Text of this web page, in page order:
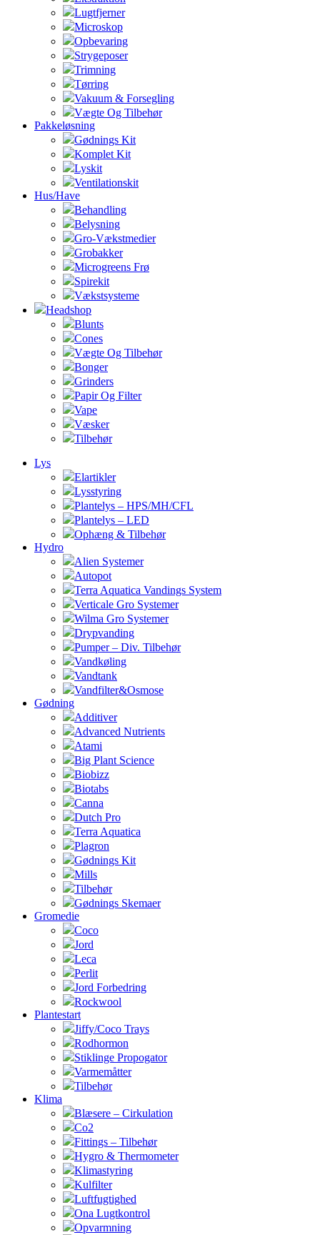
Lugtfjerner
Microskop
Opbevaring
Strygeposer
Trimning
Tørring
Vakuum & Forsegling
Vægte Og Tilbehør
Pakkeløsning
Gødnings Kit
Komplet Kit
Lyskit
Ventilationskit
Hus/Have
Behandling
Belysning
Gro-Vækstmedier
Grobakker
Microgreens Frø
Spirekit
Vækstsysteme
Headshop
Blunts
Cones
Vægte Og Tilbehør
Bonger
Grinders
Papir Og Filter
Vape
Væsker
Tilbehør
Lys
Elartikler
Lysstyring
Plantelys – HPS/MH/CFL
Plantelys – LED
Ophæng & Tilbehør
Hydro
Alien Systemer
Autopot
Terra Aquatica Vandings System
Verticale Gro Systemer
Wilma Gro Systemer
Drypvanding
Pumper – Div. Tilbehør
Vandkøling
Vandtank
Vandfilter&Osmose
Gødning
Additiver
Advanced Nutrients
Atami
Big Plant Science
Biobizz
Biotabs
Canna
Dutch Pro
Terra Aquatica
Plagron
Gødnings Kit
Mills
Tilbehør
Gødnings Skemaer
Gromedie
Coco
Jord
Leca
Perlit
Jord Forbedring
Rockwool
Plantestart
Jiffy/Coco Trays
Rodhormon
Stiklinge Propogator
Varmemåtter
Tilbehør
Klima
Blæsere – Cirkulation
Co2
Fittings – Tilbehør
Hygro & Thermometer
Klimastyring
Kulfilter
Luftfugtighed
Ona Lugtkontrol
Opvarmning